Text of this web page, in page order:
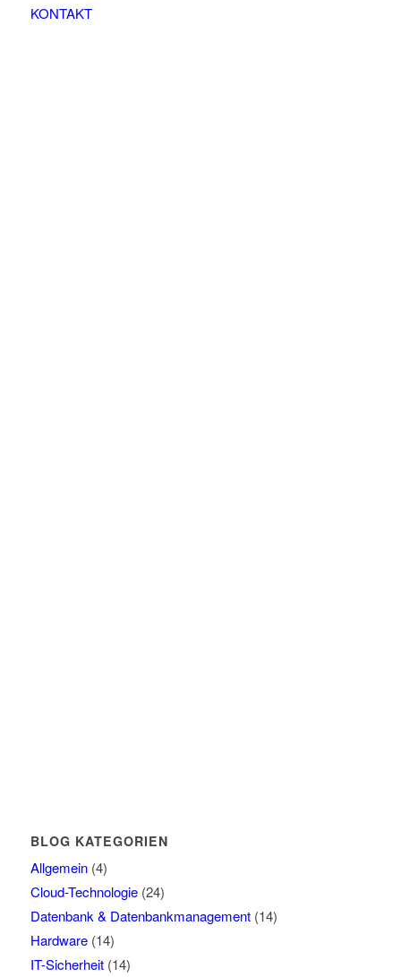
KONTAKT
BLOG KATEGORIEN
Allgemein(4)
Cloud-Technologie(24)
Datenbank & Datenbankmanagement(14)
Hardware(14)
IT-Sicherheit(14)